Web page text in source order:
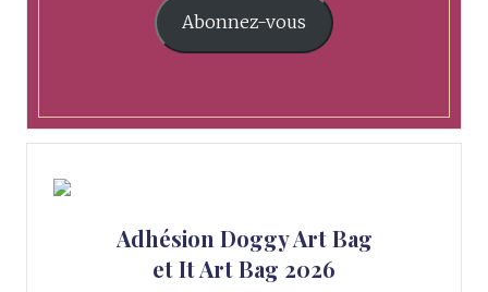
Abonnez-vous
Adhésion Doggy Art Bag
et It Art Bag 2026